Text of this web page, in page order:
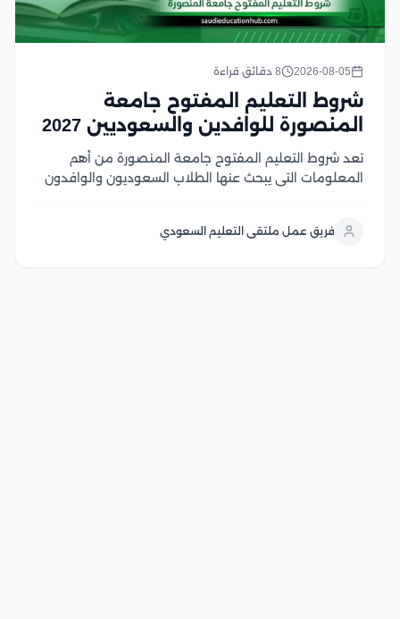
2026-08-05 8 دقائق قراءة
شروط التعليم المفتوح جامعة
المنصورة للوافدين والسعوديين 2027
تعد شروط التعليم المفتوح جامعة المنصورة من أهم
المعلومات التي يبحث عنها الطلاب السعوديون والوافدون
وفق متطلبات مناسبة للدارسين في هذا المقال سوف
فريق عمل ملتقى التعليم السعودي